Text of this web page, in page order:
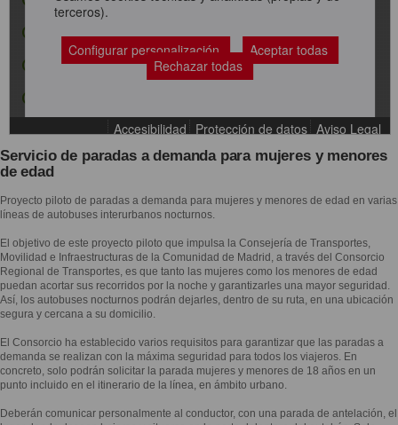
Servicio de paradas a demanda para mujeres y menores
de edad
Proyecto piloto de paradas a demanda para mujeres y menores de edad en varias
líneas de autobuses interurbanos nocturnos.
El objetivo de este proyecto piloto que impulsa la Consejería de Transportes,
Movilidad e Infraestructuras de la Comunidad de Madrid, a través del Consorcio
Regional de Transportes, es que tanto las mujeres como los menores de edad
puedan acortar sus recorridos por la noche y garantizarles una mayor seguridad.
Así, los autobuses nocturnos podrán dejarles, dentro de su ruta, en una ubicación
segura y cercana a su domicilio.
El Consorcio ha establecido varios requisitos para garantizar que las paradas a
demanda se realizan con la máxima seguridad para todos los viajeros. En
concreto, solo podrán solicitar la parada mujeres y menores de 18 años en un
punto incluido en el itinerario de la línea, en ámbito urbano.
Deberán comunicar personalmente al conductor, con una parada de antelación, el